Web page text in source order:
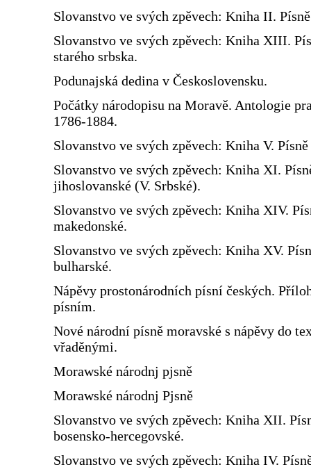
Slovanstvo ve svých zpěvech: Kniha II.
Slovanstvo ve svých zpěvech: Kniha XIII.
starého srbska.
Podunajská dedina v Československu.
Počátky národopisu na Moravě. Antologie
1786-1884.
Slovanstvo ve svých zpěvech: Kniha V.
Slovanstvo ve svých zpěvech: Kniha XI.
jihoslovanské (V. Srbské).
Slovanstvo ve svých zpěvech: Kniha XIV.
makedonské.
Slovanstvo ve svých zpěvech: Kniha XV.
bulharské.
Nápěvy prostonárodních písní českých.
písním.
Nové národní písně moravské s nápěvy do
vřaděnými.
Morawské národnj pjsně
Morawské národnj Pjsně
Slovanstvo ve svých zpěvech: Kniha XII.
bosensko-hercegovské.
Slovanstvo ve svých zpěvech: Kniha IV.